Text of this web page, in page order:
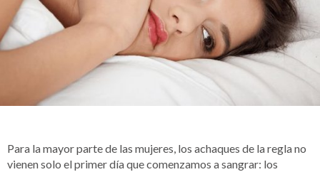
Para la mayor parte de las mujeres, los achaques de la regla no
vienen solo el primer día que comenzamos a sangrar: los